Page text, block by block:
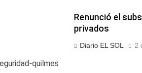
Renunció el
privados
Diario EL SOL 2